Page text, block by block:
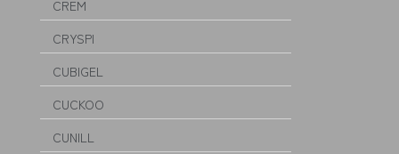
CREM
CRYSPI
CUBIGEL
CUCKOO
CUNILL